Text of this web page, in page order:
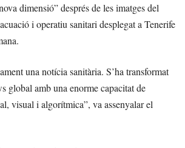
dimensió” després de les imatges del
i operatiu sanitari desplegat a Tenerife
una notícia sanitària. S’ha transformat
global amb una enorme capacitat de
visual i algorítmica”, va assenyalar el